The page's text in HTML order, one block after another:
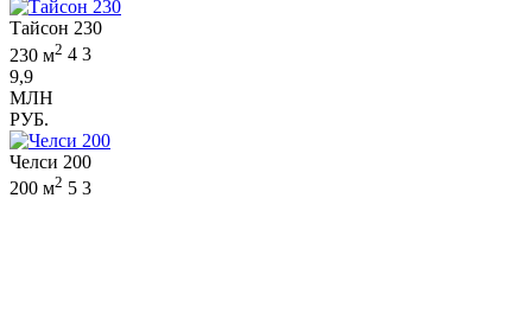
Тайсон 230
230 м2 4 3
9,9
МЛН
РУБ.
Челси 200
200 м2 5 3